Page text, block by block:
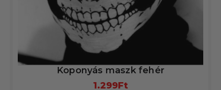
Koponyás maszk fehér
1.299Ft